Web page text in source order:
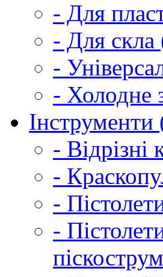
- Для
- Для скла
-
- Холодне
Інструменти
- Відрізні
-
-
-